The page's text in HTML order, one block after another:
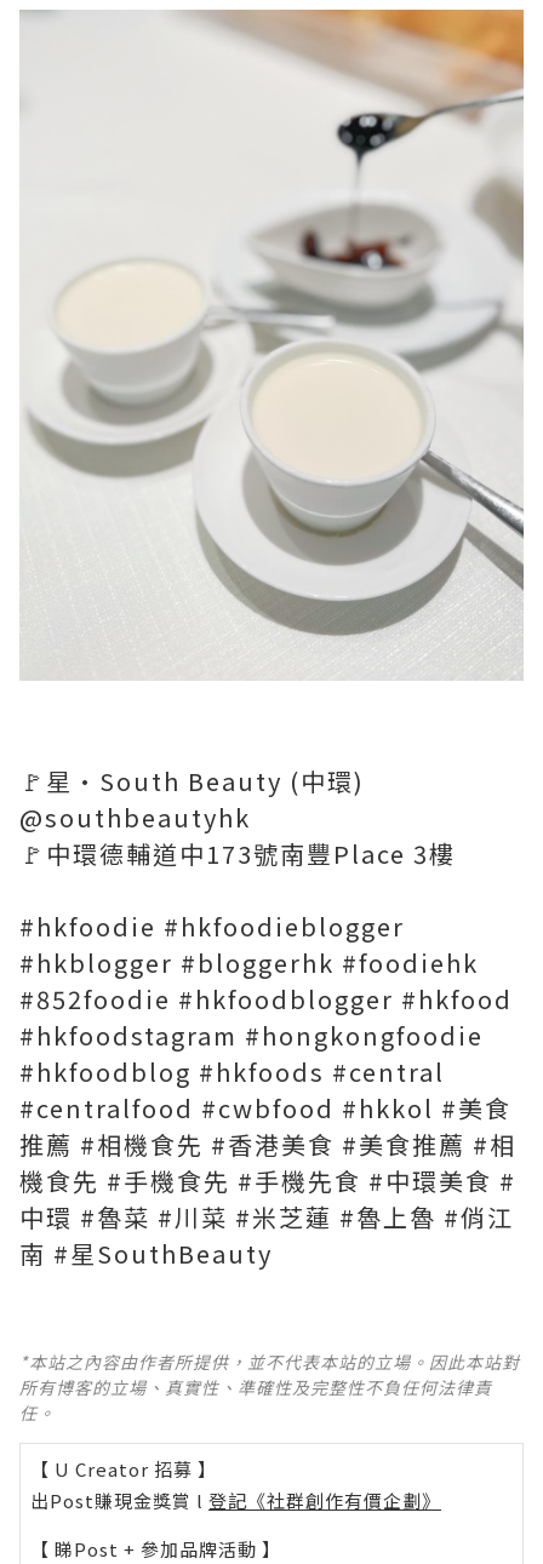
🚩星·South Beauty (中環)
@southbeautyhk
🚩中環德輔道中173號南豐Place 3樓
#hkfoodie #hkfoodieblogger
#hkblogger #bloggerhk #foodiehk
#852foodie #hkfoodblogger #hkfood
#hkfoodstagram #hongkongfoodie
#hkfoodblog #hkfoods #central
#centralfood #cwbfood #hkkol #美食
推薦 #相機食先 #香港美食 #美食推薦 #相
機食先 #手機食先 #手機先食 #中環美食 #
中環 #魯菜 #川菜 #米芝蓮 #魯上魯 #俏江
南 #星SouthBeauty
*本站之內容由作者所提供，並不代表本站的立場。因此本站對
所有博客的立場、真實性、準確性及完整性不負任何法律責
任。
【 U Creator 招募 】
出Post賺現金獎賞 l 登記《社群創作有價企劃》
【 睇Post + 參加品牌活動 】